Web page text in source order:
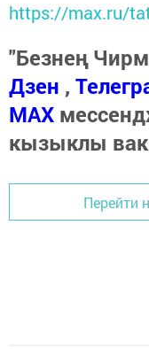
https://max.ru/
"Безнең
Дзен ,
МАХ
кызыклы
Перейти